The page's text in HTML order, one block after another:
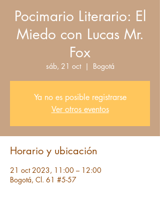
Pocimario Literario: El
Miedo con Lucas Mr.
Fox
sáb, 21 oct
  |
Bogotá
Ya no es posible registrarse
Ver otros eventos
Horario y ubicación
21 oct 2023, 11:00 – 12:00
Bogotá, Cl. 61 #5-57